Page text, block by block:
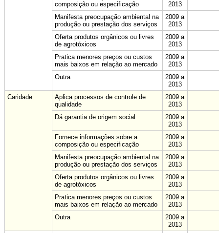
composição ou especificação
2013
Manifesta preocupação ambiental na
produção ou prestação dos serviços
2009 a
2013
Oferta produtos orgânicos ou livres
de agrotóxicos
2009 a
2013
Pratica menores preços ou custos
mais baixos em relação ao mercado
2009 a
2013
Outra
2009 a
2013
Caridade
Aplica processos de controle de
qualidade
2009 a
2013
Dá garantia de origem social
2009 a
2013
Fornece informações sobre a
composição ou especificação
2009 a
2013
Manifesta preocupação ambiental na
produção ou prestação dos serviços
2009 a
2013
Oferta produtos orgânicos ou livres
de agrotóxicos
2009 a
2013
Pratica menores preços ou custos
mais baixos em relação ao mercado
2009 a
2013
Outra
2009 a
2013